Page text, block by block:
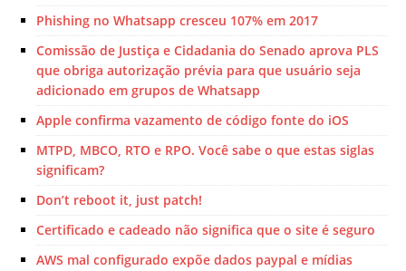
Phishing no Whatsapp cresceu 107% em 2017
Comissão de Justiça e Cidadania do Senado aprova PLS
que obriga autorização prévia para que usuário seja
adicionado em grupos de Whatsapp
Apple confirma vazamento de código fonte do iOS
MTPD, MBCO, RTO e RPO. Você sabe o que estas siglas
significam?
Don’t reboot it, just patch!
Certificado e cadeado não significa que o site é seguro
AWS mal configurado expõe dados paypal e mídias